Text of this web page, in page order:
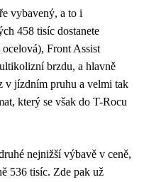
vybavený, a to i
458 tisíc dostanete
ocelová), Front Assist
brzdu, a hlavně
v jízdním pruhu a velmi tak
který se však do T-Rocu
nejnižší výbavě v ceně,
536 tisíc. Zde pak už